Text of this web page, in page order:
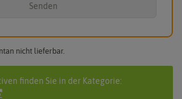
Senden
nicht lieferbar.
finden Sie in der Kategorie: